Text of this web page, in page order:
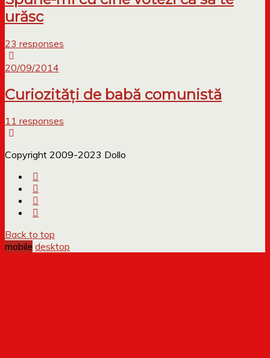
urăsc
23 responses
20/09/2014
Curiozități de babă comunistă
11 responses
Copyright 2009-2023 Dollo
Back to top
mobile desktop